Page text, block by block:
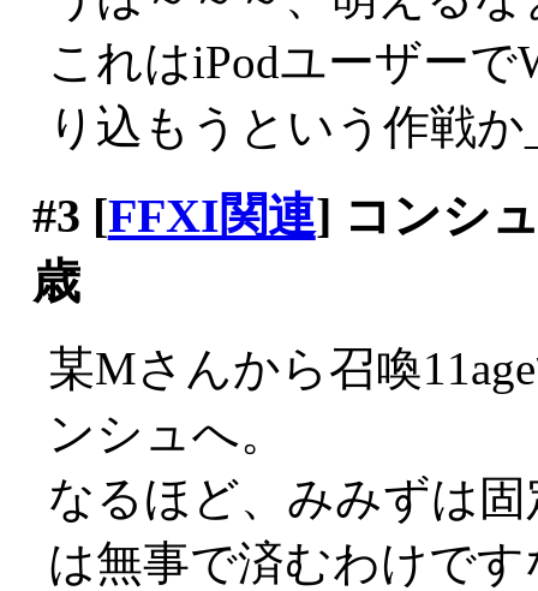
これはiPodユーザー
り込もうという作戦か
#3 [FFXI関連] コンシ
歳
某Mさんから召喚
ンシュへ。
なるほど、みみずは
は無事で済むわけです